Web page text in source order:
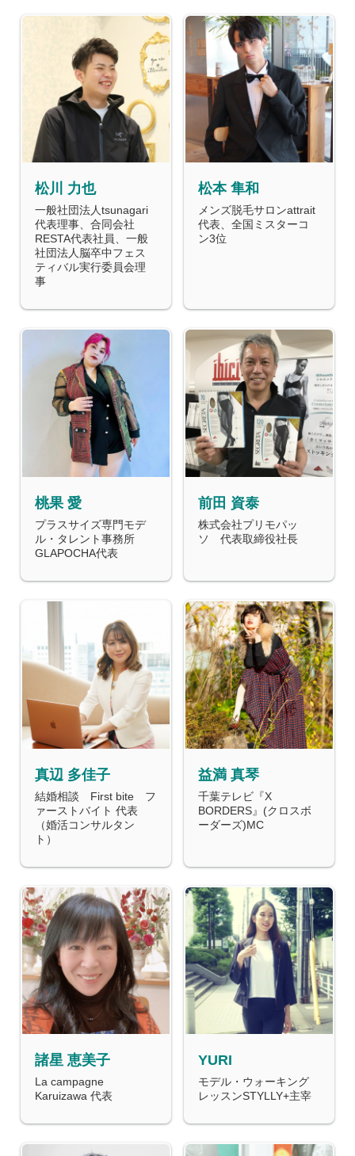
松川 力也
一般社団法人tsunagari
代表理事、合同会社
RESTA代表社員、一般
社団法人脳卒中フェス
ティバル実行委員会理
事
松本 隼和
メンズ脱毛サロンattrait
代表、全国ミスターコ
ン3位
桃果 愛
プラスサイズ専門モデ
ル・タレント事務所
GLAPOCHA代表
前田 資泰
株式会社プリモパッ
ソ 代表取締役社長
真辺 多佳子
結婚相談 First bite フ
ァーストバイト 代表
（婚活コンサルタン
ト）
益満 真琴
千葉テレビ『X
BORDERS』(クロスボ
ーダーズ)MC
諸星 恵美子
La campagne
Karuizawa 代表
YURI
モデル・ウォーキング
レッスンSTYLLY+主宰